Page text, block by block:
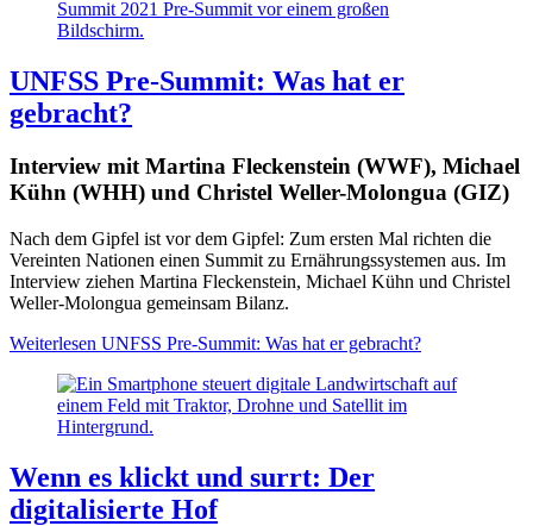
UNFSS Pre-Summit: Was hat er
gebracht?
Interview mit Martina Fleckenstein (WWF), Michael
Kühn (WHH) und Christel Weller-Molongua (GIZ)
Nach dem Gipfel ist vor dem Gipfel: Zum ersten Mal richten die
Vereinten Nationen einen Summit zu Ernährungssystemen aus. Im
Interview ziehen Martina Fleckenstein, Michael Kühn und Christel
Weller-Molongua gemeinsam Bilanz.
Weiterlesen UNFSS Pre-Summit: Was hat er gebracht?
Wenn es klickt und surrt: Der
digitalisierte Hof